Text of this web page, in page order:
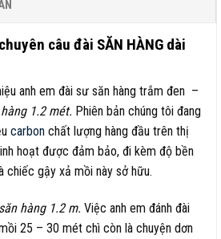
câu đài SĂN HÀNG dài
anh em đài sư săn hàng trắm đen –
1.2 mét. Phiên bản chúng tôi đang
carbon chất lượng hàng đầu trên thị
hoạt được đảm bảo, đi kèm độ bền
chiếc gậy xả mồi này sở hữu.
hàng 1.2 m. Việc anh em đánh đài
25 – 30 mét chì còn là chuyện dơn